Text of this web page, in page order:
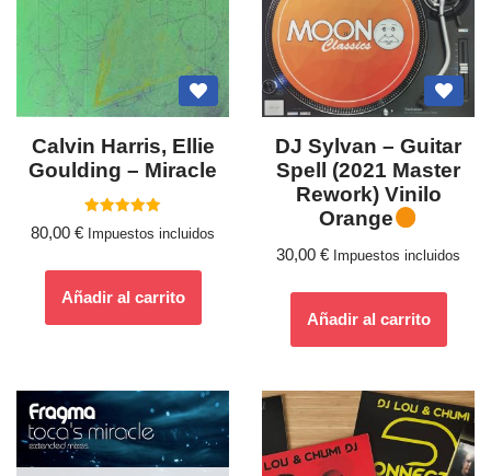
Calvin Harris, Ellie
Goulding ‎– Miracle
con
80,00 € Impuestos incluidos
Añadir al carrito
DJ Sylvan – Guitar
Spell (2021 Master
Rework) Vinilo
Orange
30,00 € Impuestos incluidos
Añadir al carrito